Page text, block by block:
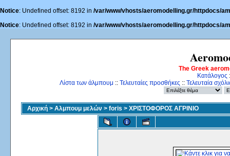
Notice: Undefined offset: 8192 in /var/www/vhosts/aeromodelling.gr/httpdocs/
Notice: Undefined offset: 8192 in /var/www/vhosts/aeromodelling.gr/httpdocs/
The Greek
Κατάλογος
Λίστα των άλμπουμ :: Τελευταίες προσθήκες :: Τελευταία
Αρχική > Αλμπουμ μελών > foris > ΧΡΙΣΤΟΦΟΡΟΣ ΑΓΡΙΝΙΟ